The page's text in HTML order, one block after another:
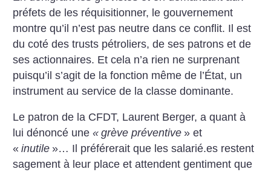
préfets de les réquisitionner, le gouvernement
montre qu’il n’est pas neutre dans ce conflit. Il est
du coté des trusts pétroliers, de ses patrons et de
ses actionnaires. Et cela n’a rien ne surprenant
puisqu’il s’agit de la fonction même de l’État, un
instrument au service de la classe dominante.
Le patron de la CFDT, Laurent Berger, a quant à
lui dénoncé une« grève préventive » et
« inutile »… Il préférerait que les salarié.es restent
sagement à leur place et attendent gentiment que